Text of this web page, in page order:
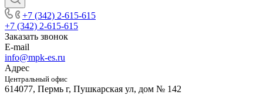
+7 (342) 2-615-615
+7 (342) 2-615-615
Заказать звонок
E-mail
info@mpk-es.ru
Адрес
Центральный офис
614077, Пермь г, Пушкарская ул, дом № 142